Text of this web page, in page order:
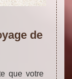
de
que votre